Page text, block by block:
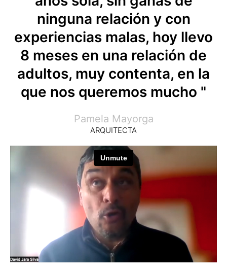
ninguna relación y con
experiencias malas, hoy llevo
8 meses en una relación de
adultos, muy contenta, en la
que nos queremos mucho "
Pamela Mayorga
ARQUITECTA